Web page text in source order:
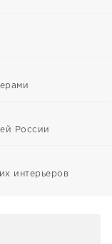
России
интерьеров